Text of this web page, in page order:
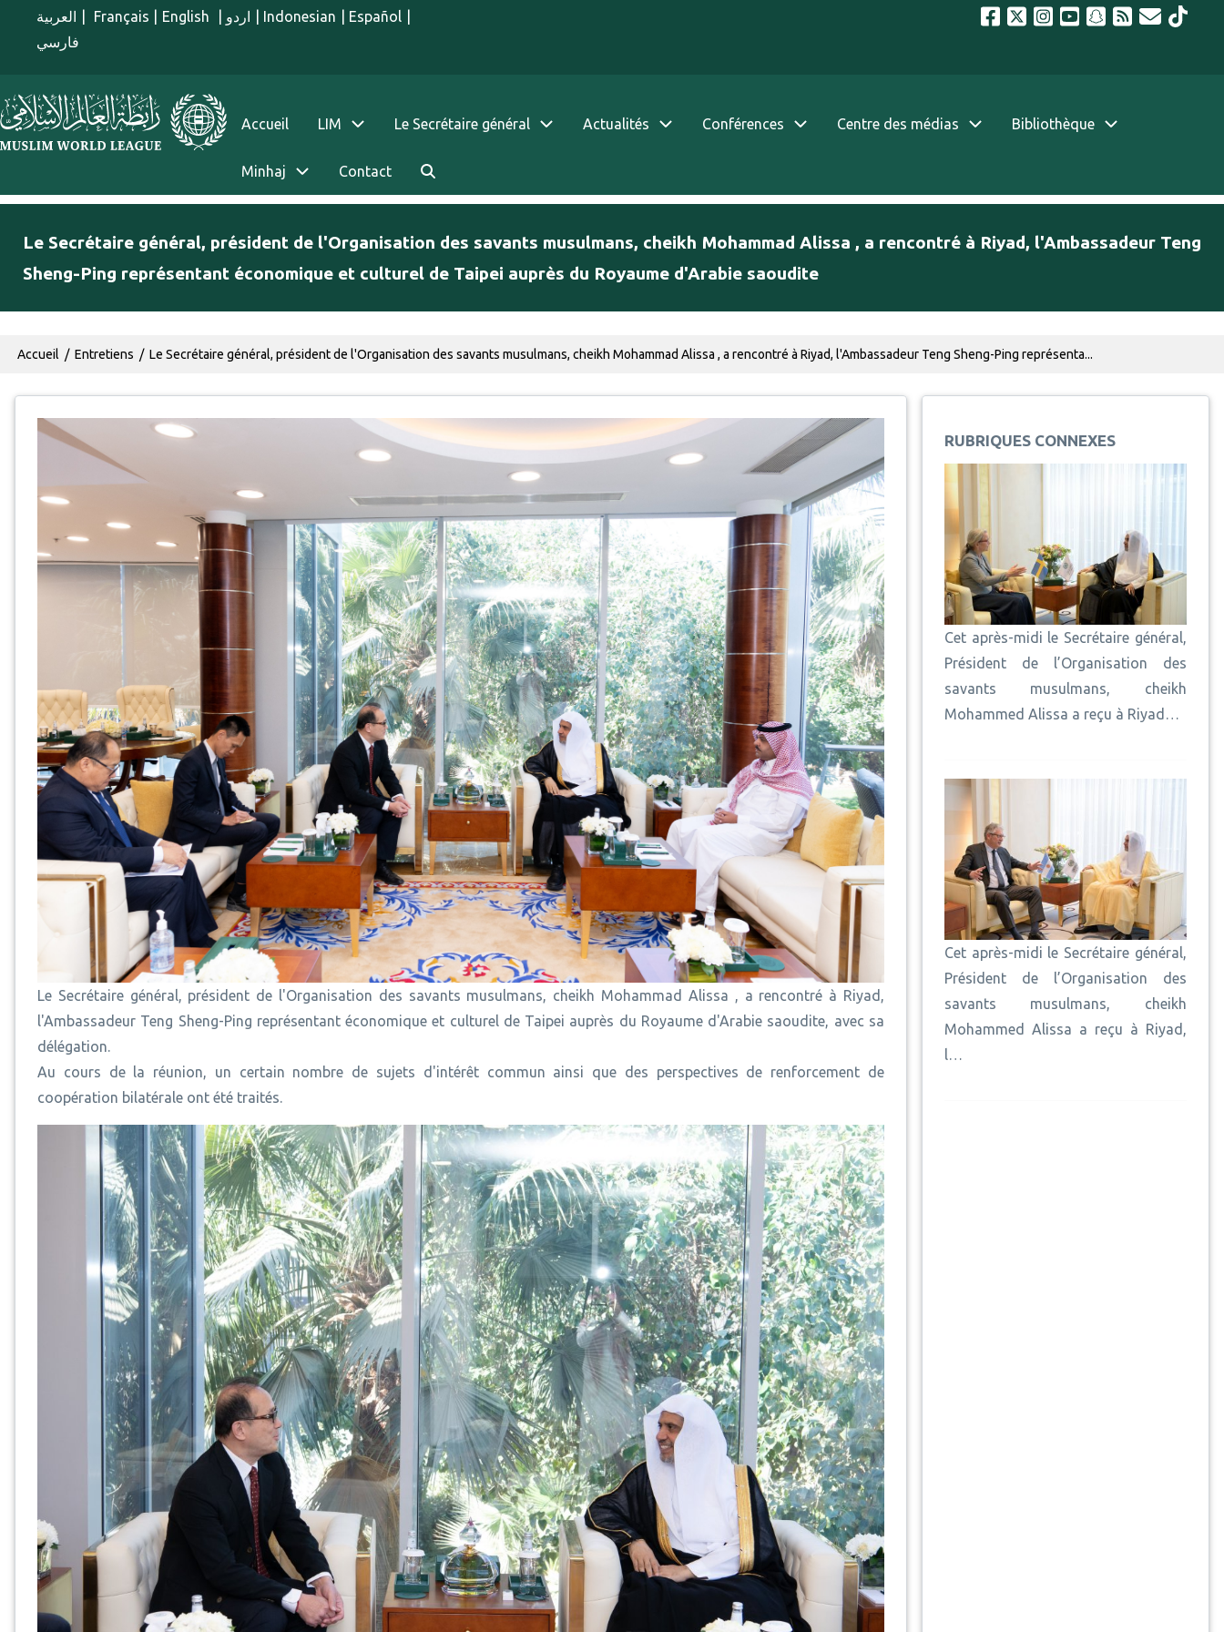
Aller au contenu principal
العربية Français English اردو Indonesian Español
فارسي
menu french
Accueil LIM Le Secrétaire général Actualités Conférences Centre des médias Bibliothèque
Minhaj Contact
Le Secrétaire général, président de l'Organisation des savants musulmans, cheikh Mohammad Alissa , a rencontré à Riyad, l'Ambassadeur Teng
Sheng-Ping représentant économique et culturel de Taipei auprès du Royaume d'Arabie saoudite
Fil d'Ariane
Accueil Entretiens Le Secrétaire général, président de l'Organisation des savants musulmans, cheikh Mohammad Alissa , a rencontré à Riyad, l'Ambassadeur Teng Sheng-Ping représenta...
Le Secrétaire général, président de l'Organisation des savants musulmans, cheikh Mohammad Alissa , a rencontré à Riyad,
l'Ambassadeur Teng Sheng-Ping représentant économique et culturel de Taipei auprès du Royaume d'Arabie saoudite, avec sa
délégation.
Au cours de la réunion, un certain nombre de sujets d'intérêt commun ainsi que des perspectives de renforcement de
coopération bilatérale ont été traités.
RUBRIQUES CONNEXES
Cet après-midi le Secrétaire général,
Président de l’Organisation des
savants musulmans, cheikh
Mohammed Alissa a reçu à Riyad…
Cet après-midi le Secrétaire général,
Président de l’Organisation des
savants musulmans, cheikh
Mohammed Alissa a reçu à Riyad,
l…